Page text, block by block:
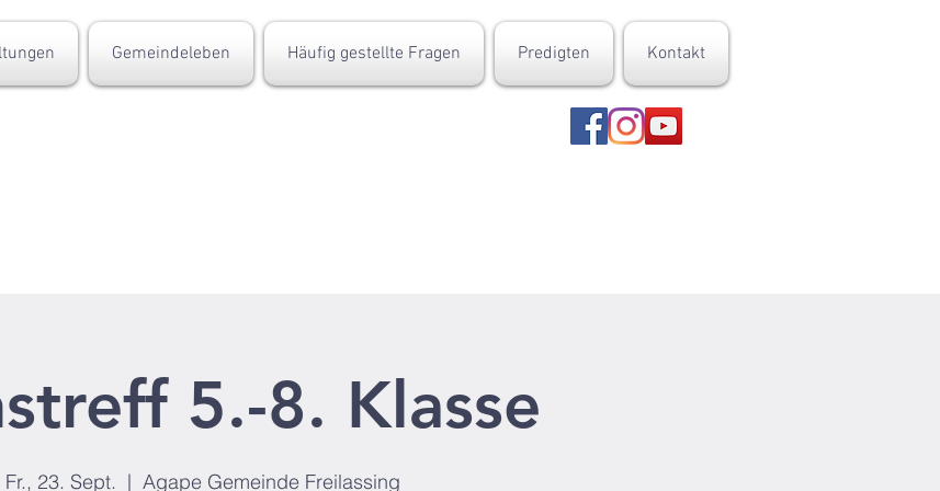
Gemeindeleben Häufig gestellte Fragen Predigten Kontakt
5.-8. Klasse
Fr., 23. Sept.
  |
Agape Gemeinde Freilassing